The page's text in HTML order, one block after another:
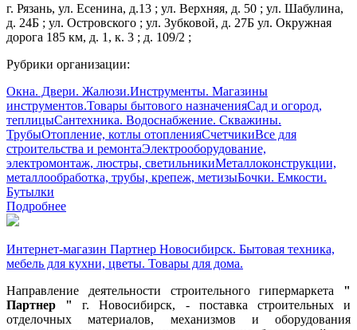
г. Рязань, ул. Есенина, д.13 ; ул. Верхняя, д. 50 ; ул. Шабулина,
д. 24Б ; ул. Островского ; ул. Зубковой, д. 27Б ул. Окружная
дорога 185 км, д. 1, к. 3 ; д. 109/2 ;
Рубрики организации:
Окна. Двери. Жалюзи.Инструменты. Магазины
инструментов.Товары бытового назначенияСад и огород,
теплицыСантехника. Водоснабжение. Скважины.
ТрубыОтопление, котлы отопленияСчетчикиВсе для
строительства и ремонтаЭлектрооборудование,
электромонтаж, люстры, светильникиМеталлоконструкции,
металлообработка, трубы, крепеж, метизыБочки. Емкости.
Бутылки
Подробнее
Интернет-магазин Партнер Новосибирск. Бытовая техника,
мебель для кухни, цветы. Товары для дома.
Направление деятельности строительного гипермаркета "
Партнер "
г. Новосибирск, - поставка строительных и
отделочных материалов, механизмов и оборудования